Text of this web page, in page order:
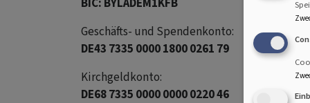
Geschäfts- und Spendenkonto:
DE43 7335 0000 1800 0261 79
Kirchgeldkonto:
DE68 7335 0000 0000 0220 46